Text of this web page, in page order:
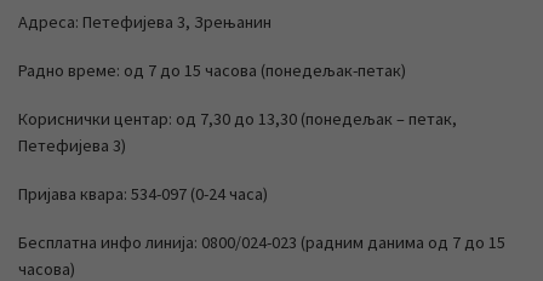
Адреса: Петефијева 3, Зрењанин
Радно време: од 7 до 15 часова (понедељак-петак)
Кориснички центар: од 7,30 до 13,30 (понедељак – петак,
Петефијева 3)
Пријава квара: 534-097 (0-24 часа)
Бесплатна инфо линија: 0800/024-023 (радним данима од 7 до 15
часова)